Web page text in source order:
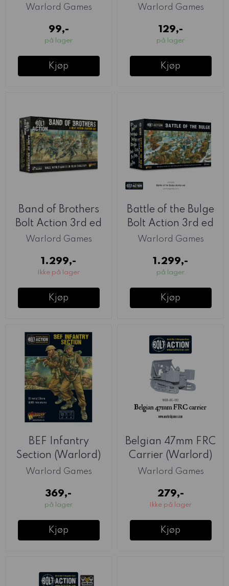
(Warlord)
Warlord Games
99,-
på lager
Kjøp
Warlord Games
129,-
på lager
Kjøp
Band of Brothers
Bolt Action 3rd ed
2-Player ...
Warlord Games
1.299,-
Ikke på lager
Kjøp
Battle of the Bulge
Bolt Action 3rd ed
2-Player ...
Warlord Games
1.299,-
på lager
Kjøp
BEF Infantry
Section (Warlord)
Warlord Games
369,-
på lager
Kjøp
Belgian 47mm FRC
Carrier (Warlord)
Warlord Games
279,-
Ikke på lager
Kjøp